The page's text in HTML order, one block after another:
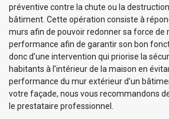
préventive contre la chute ou la
bâtiment. Cette opération consiste à
murs afin de pouvoir redonner sa force de
performance afin de garantir son bon
donc d’une intervention qui priorise la
habitants à l’intérieur de la maison en
performance du mur extérieur d’un
votre façade, nous vous recommandons
le prestataire professionnel.